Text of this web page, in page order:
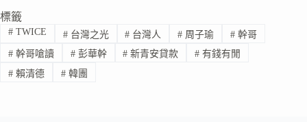
標籤
#TWICE #台灣之光 # 台灣人 # 周子瑜 # 幹哥
#幹哥嗆讀 #彭華幹 # 新青安貸款 # 有錢有閒
#賴清德 #韓團